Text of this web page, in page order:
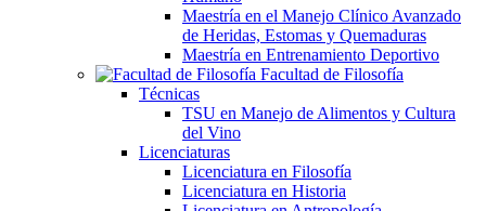
Maestría en el Manejo Clínico Avanzado
de Heridas, Estomas y Quemaduras
Maestría en Entrenamiento Deportivo
Facultad de Filosofía
Técnicas
TSU en Manejo de Alimentos y Cultura
del Vino
Licenciaturas
Licenciatura en Filosofía
Licenciatura en Historia